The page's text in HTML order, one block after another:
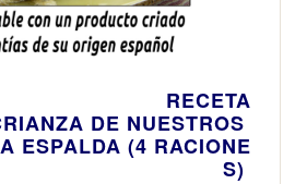
RECETA
DE NUESTROS
ESPALDA (4 RACIONE
S)